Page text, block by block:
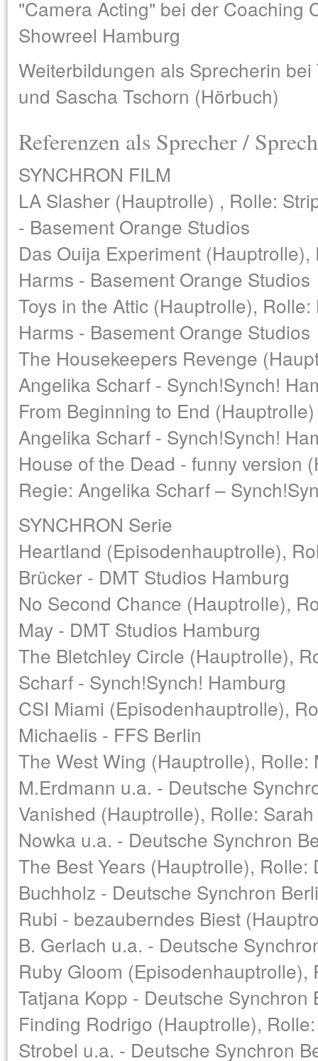
"Camera Acting" bei der Coaching
Showreel Hamburg
Weiterbildungen als Sprecherin
und Sascha Tschorn (Hörbuch)
Referenzen als Sprecher /
SYNCHRON FILM
LA Slasher (Hauptrolle) , Rolle:
- Basement Orange Studios
Das Ouija Experiment
Harms - Basement Orange Studios
Toys in the Attic (Hauptrolle),
Harms - Basement Orange Studios
The Housekeepers Revenge
Angelika Scharf - Synch!Synch!
From Beginning to End
Angelika Scharf - Synch!Synch!
House of the Dead - funny version
Regie: Angelika Scharf –
SYNCHRON Serie
Heartland (Episodenhauptrolle),
Brücker - DMT Studios Hamburg
No Second Chance (Hauptrolle),
May - DMT Studios Hamburg
The Bletchley Circle (Hauptrolle),
Scharf - Synch!Synch! Hamburg
CSI Miami (Episodenhauptrolle),
Michaelis - FFS Berlin
The West Wing (Hauptrolle), Rolle:
M.Erdmann u.a. - Deutsche
Vanished (Hauptrolle), Rolle:
Nowka u.a. - Deutsche Synchron
The Best Years (Hauptrolle),
Buchholz - Deutsche Synchron
Rubi - bezauberndes Biest
B. Gerlach u.a. - Deutsche
Ruby Gloom (Episodenhauptrolle),
Tatjana Kopp - Deutsche Synchron
Finding Rodrigo (Hauptrolle),
Strobel u.a. - Deutsche Synchron